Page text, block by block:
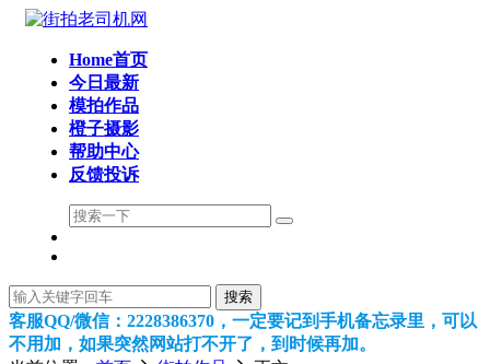
Home首页
今日最新
模拍作品
橙子摄影
帮助中心
反馈投诉
搜索
客服QQ/微信：2228386370，一定要记到手机备忘录里，可以
不用加，如果突然网站打不开了，到时候再加。